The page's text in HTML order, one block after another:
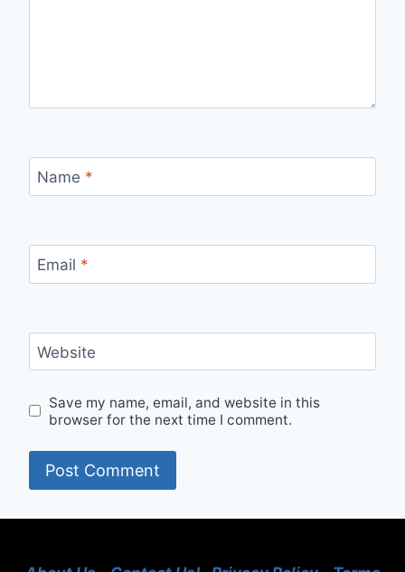
Name *
Email *
Website
Save my name, email, and website in this
browser for the next time I comment.